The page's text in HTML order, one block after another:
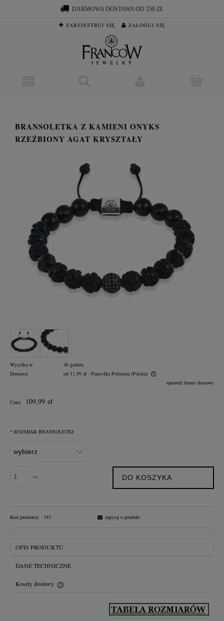
DARMOWA DOSTAWA OD 250 ZŁ
ZAREJESTRUJ SIĘ ZALOGUJ SIĘ
BRANSOLETKA Z KAMIENI ONYKS
RZEŹBIONY AGAT KRYSZTAŁY
Wysyłka w:
48 godzin
Dostawa:
od 11,99 zł - Przesyłka Polecona (Polska)
sprawdź formy dostawy
Cena: 109,99 zł
* ROZMIAR BRANSOLETKI:
szt. DO KOSZYKA
Kod produktu: 343 zapytaj o produkt
OPIS PRODUKTU
DANE TECHNICZNE
Koszty dostawy
Cena nie zawiera ewentualnych kosztów płatności